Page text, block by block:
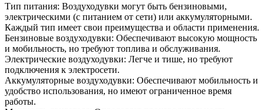
Тип питания: Воздуходувки могут быть бензиновыми,
электрическими (с питанием от сети) или аккумуляторными.
Каждый тип имеет свои преимущества и области применения.
Бензиновые воздуходувки: Обеспечивают высокую мощность
и мобильность, но требуют топлива и обслуживания.
Электрические воздуходувки: Легче и тише, но требуют
подключения к электросети.
Аккумуляторные воздуходувки: Обеспечивают мобильность и
удобство использования, но имеют ограниченное время
работы.